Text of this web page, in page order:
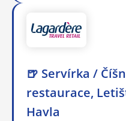
🍺 Servírka /
restaurace,
Havla